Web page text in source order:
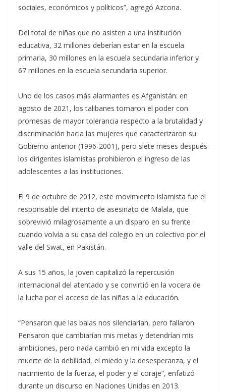
sociales, económicos y políticos”, agregó Azcona.
Del total de niñas que no asisten a una institución
educativa, 32 millones deberían estar en la escuela
primaria, 30 millones en la escuela secundaria inferior y
67 millones en la escuela secundaria superior.
Uno de los casos más alarmantes es Afganistán: en
agosto de 2021, los talibanes tomaron el poder con
promesas de mayor tolerancia respecto a la brutalidad y
discriminación hacia las mujeres que caracterizaron su
Gobierno anterior (1996-2001), pero siete meses después
los dirigentes islamistas prohibieron el ingreso de las
adolescentes a las instituciones.
El 9 de octubre de 2012, este movimiento islamista fue el
responsable del intento de asesinato de Malala, que
sobrevivió milagrosamente a un disparo en su frente
cuando volvía a su casa del colegio en un colectivo por el
valle del Swat, en Pakistán.
A sus 15 años, la joven capitalizó la repercusión
internacional del atentado y se convirtió en la vocera de
la lucha por el acceso de las niñas a la educación.
“Pensaron que las balas nos silenciarían, pero fallaron.
Pensaron que cambiarían mis metas y detendrían mis
ambiciones, pero nada cambió en mi vida excepto la
muerte de la debilidad, el miedo y la desesperanza, y el
nacimiento de la fuerza, el poder y el coraje”, enfatizó
durante un discurso en Naciones Unidas en 2013.